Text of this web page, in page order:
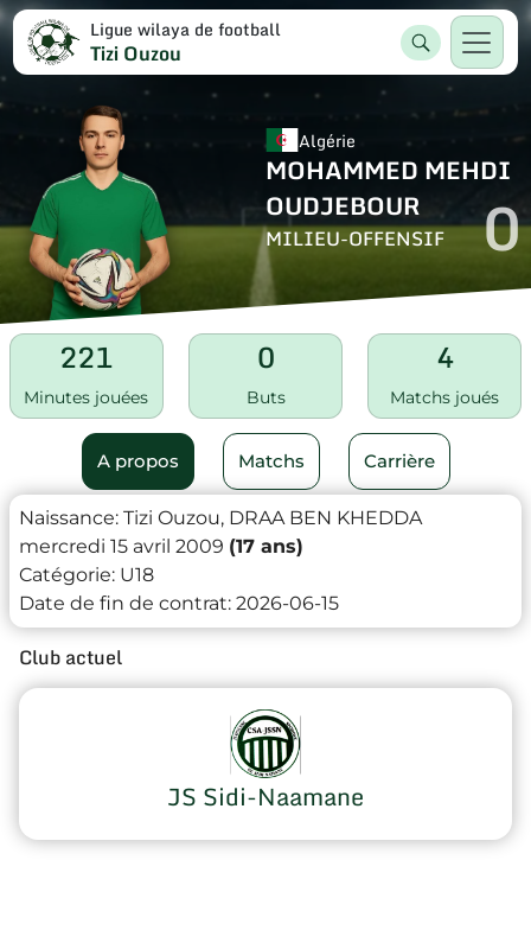
Ligue wilaya de football
Tizi Ouzou
Algérie
MOHAMMED MEHDI
OUDJEBOUR
MILIEU-OFFENSIF 0
221
Minutes jouées
0
Buts
4
Matchs joués
A propos Matchs Carrière
Naissance: Tizi Ouzou, DRAA BEN KHEDDA
mercredi 15 avril 2009 (17 ans)
Catégorie: U18
Date de fin de contrat: 2026-06-15
Club actuel
JS Sidi-Naamane